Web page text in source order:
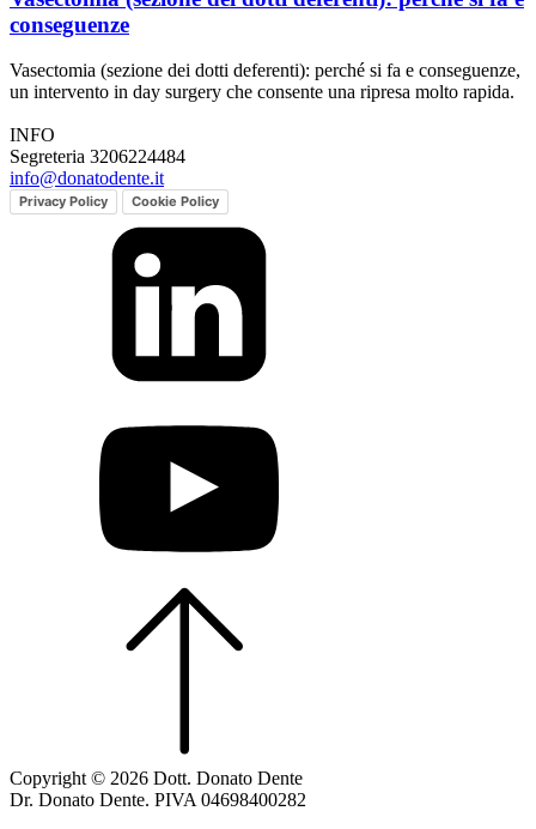
conseguenze
Vasectomia (sezione dei dotti deferenti): perché si fa e conseguenze,
un intervento in day surgery che consente una ripresa molto rapida.
INFO
Segreteria 3206224484
info@donatodente.it
Privacy Policy Cookie Policy
Copyright © 2026 Dott. Donato Dente
Dr. Donato Dente. PIVA 04698400282